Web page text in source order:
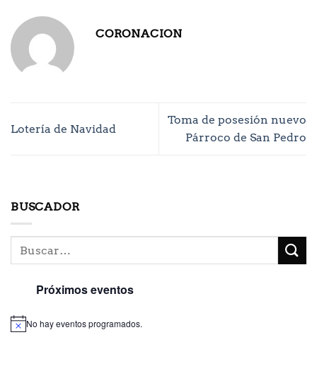
CORONACION
Lotería de Navidad
Toma de posesión nuevo
Párroco de San Pedro
BUSCADOR
Próximos eventos
No hay eventos programados.